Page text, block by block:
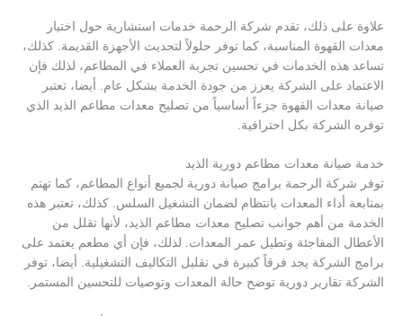
علاوة على ذلك، تقدم شركة الرحمة خدمات استشارية حول اختيار
معدات القهوة المناسبة، كما توفر حلولاً لتحديث الأجهزة القديمة. كذلك،
تساعد هذه الخدمات في تحسين تجربة العملاء في المطاعم، لذلك فإن
الاعتماد على الشركة يعزز من جودة الخدمة بشكل عام. أيضا، تعتبر
صيانة معدات القهوة جزءاً أساسياً من تصليح معدات مطاعم الذيد الذي
توفره الشركة بكل احترافية.
خدمة صيانة معدات مطاعم دورية الذيد
توفر شركة الرحمة برامج صيانة دورية لجميع أنواع المطاعم، كما تهتم
بمتابعة أداء المعدات بانتظام لضمان التشغيل السلس. كذلك، تعتبر هذه
الخدمة من أهم جوانب تصليح معدات مطاعم الذيد، لأنها تقلل من
الأعطال المفاجئة وتطيل عمر المعدات. لذلك، فإن أي مطعم يعتمد على
برامج الشركة يجد فرقاً كبيرة في تقليل التكاليف التشغيلية. أيضا، توفر
الشركة تقارير دورية توضح حالة المعدات وتوصيات للتحسين المستمر.